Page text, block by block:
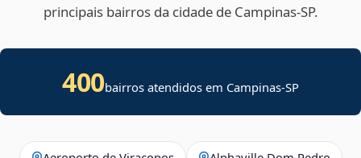
principais bairros da cidade de Campinas‑SP.
400bairros atendidos em Campinas-SP